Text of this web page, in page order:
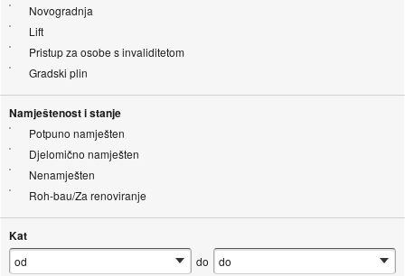
Novogradnja
Lift
Pristup za osobe s invaliditetom
Gradski plin
Namještenost i stanje
Potpuno namješten
Djelomično namješten
Nenamješten
Roh-bau/Za renoviranje
Kat
do